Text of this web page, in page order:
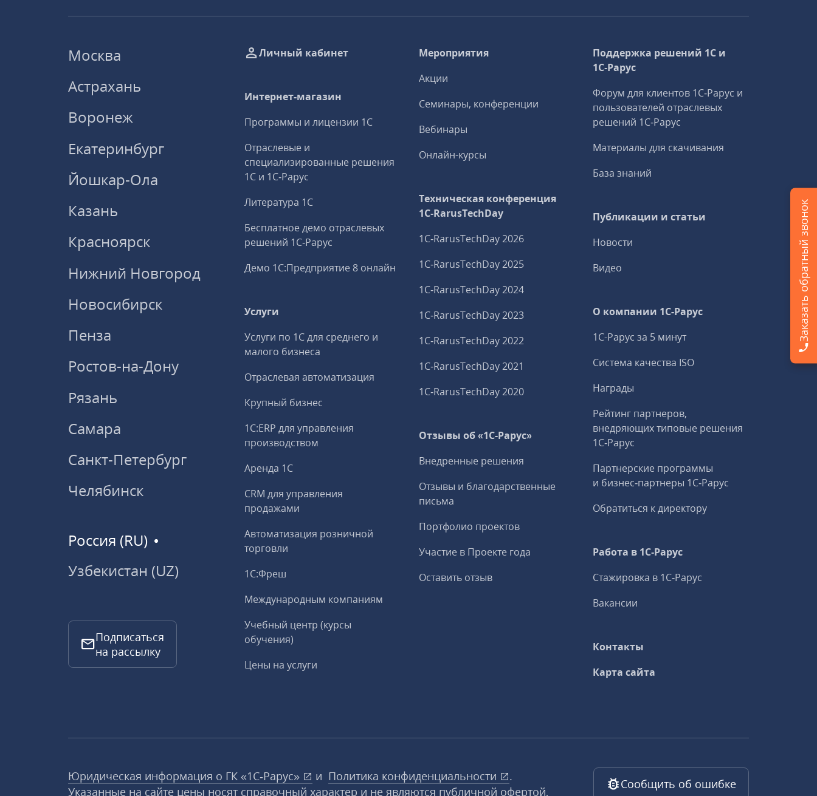
Москва
Астрахань
Воронеж
Екатеринбург
Йошкар-Ола
Казань
Красноярск
Нижний Новгород
Новосибирск
Пенза
Ростов-на-Дону
Рязань
Самара
Санкт-Петербург
Челябинск
Россия (RU)
Узбекистан (UZ)
Подписаться
на рассылку
Личный кабинет
Интернет-магазин
Программы и лицензии 1С
Отраслевые и
специализированные решения
1С и 1С‑Рарус
Литература 1С
Бесплатное демо отраслевых
решений 1С‑Рарус
Демо 1С:Предприятие 8 онлайн
Услуги
Услуги по 1С для среднего и
малого бизнеса
Отраслевая автоматизация
Крупный бизнес
1С:ERP для управления
производством
Аренда 1С
CRM для управления
продажами
Автоматизация розничной
торговли
1С:Фреш
Международным компаниям
Учебный центр (курсы
обучения)
Цены на услуги
Мероприятия
Акции
Семинары, конференции
Вебинары
Онлайн-курсы
Техническая конференция
1C‑RarusTechDay
1C‑RarusTechDay 2026
1C‑RarusTechDay 2025
1C‑RarusTechDay 2024
1C‑RarusTechDay 2023
1C‑RarusTechDay 2022
1C‑RarusTechDay 2021
1C‑RarusTechDay 2020
Отзывы об «1С-Рарус»
Внедренные решения
Отзывы и благодарственные
письма
Портфолио проектов
Участие в Проекте года
Оставить отзыв
Поддержка решений 1С и
1С‑Рарус
Форум для клиентов 1С‑Рарус и
пользователей отраслевых
решений 1С‑Рарус
Материалы для скачивания
База знаний
Публикации и статьи
Новости
Видео
О компании 1C-Рарус
1С-Рарус за 5 минут
Система качества ISO
Награды
Рейтинг партнеров,
внедряющих типовые решения
1С‑Рарус
Партнерские программы
и бизнес‑партнеры 1С‑Рарус
Обратиться к директору
Работа в 1С‑Рарус
Стажировка в 1С‑Рарус
Вакансии
Контакты
Карта сайта
Юридическая информация о ГК «1С‑Рарус» и Политика конфиденциальности
.
Указанные на сайте цены носят справочный характер и не являются публичной офертой,
Сообщить об ошибке
Заказать обратный звонок